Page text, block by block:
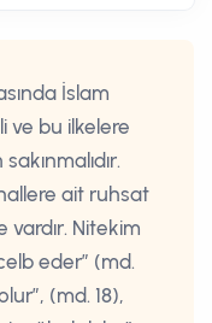
İslam
ve bu ilkelere
ait ruhsat
Nitekim
eder” (md.
(md. 18),